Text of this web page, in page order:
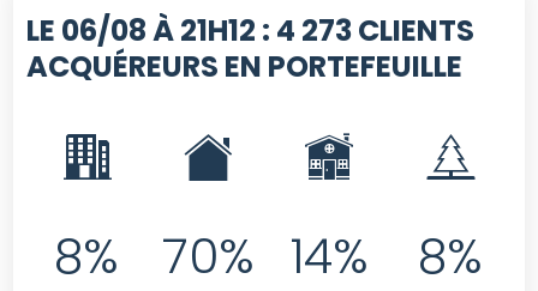
LE 06/08 À 21H12 : 4 273 CLIENTS
ACQUÉREURS EN PORTEFEUILLE
8% 70% 14% 8%